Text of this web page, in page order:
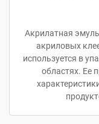
Акрилатная
акриловых
используется в
областях. Ее